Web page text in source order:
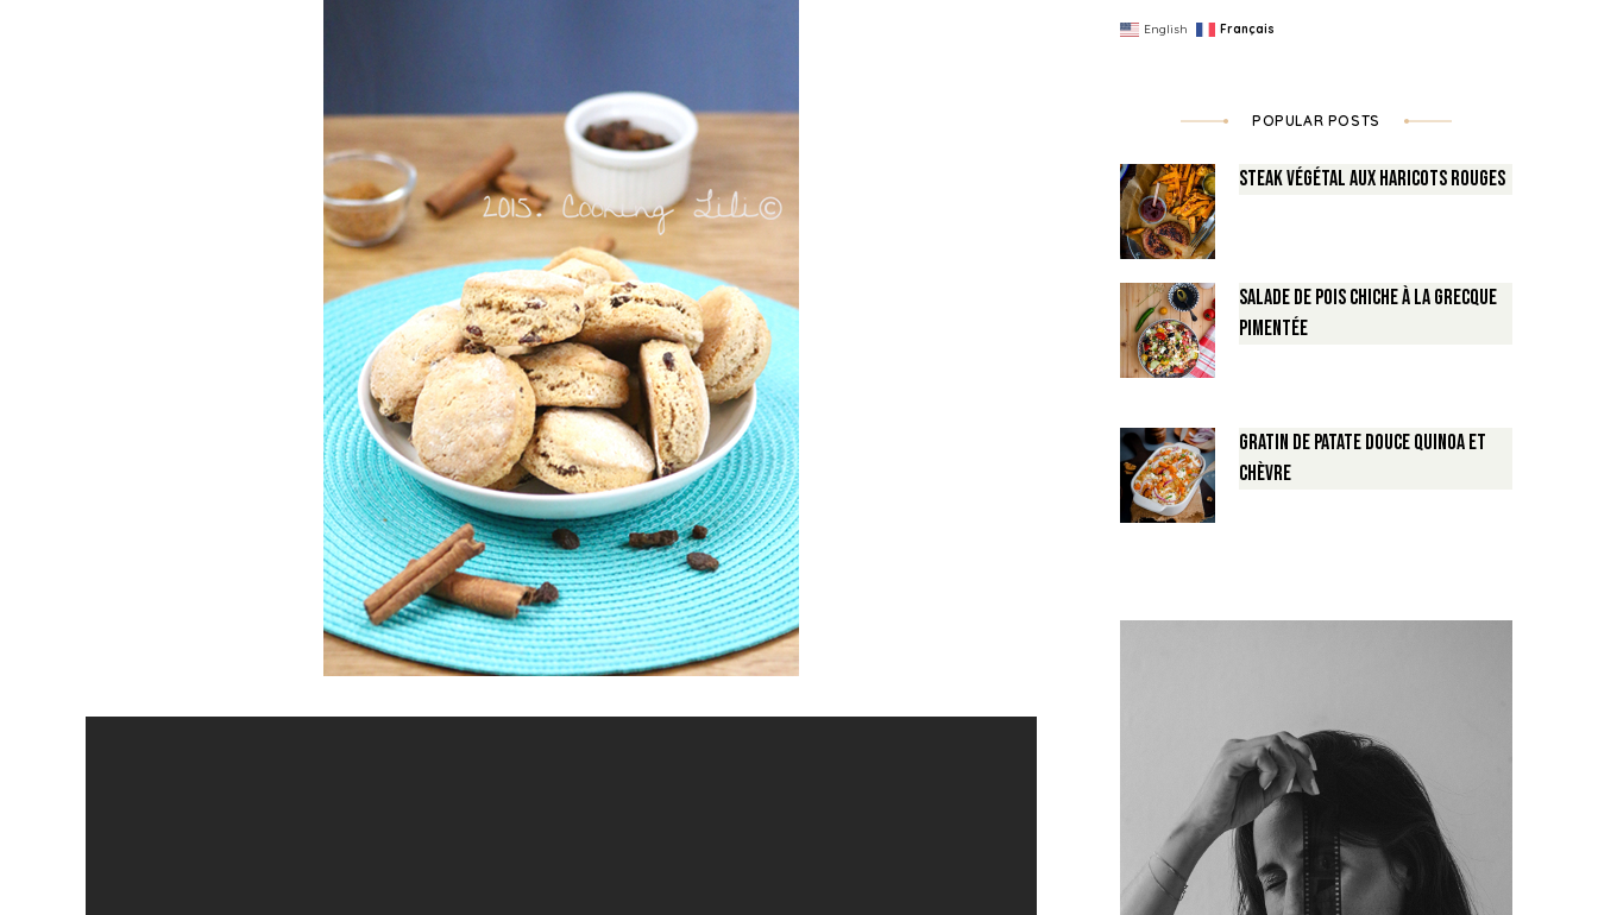
English Français
POPULAR POSTS
Steak végétal aux haricots rouges
Salade de Pois chiche à la Grecque
pimentée
Gratin de Patate douce Quinoa et
Chèvre